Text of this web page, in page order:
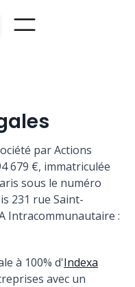
par Actions
679 €, immatriculée
sous le numéro
231 rue Saint-
Intracommunautaire :
à 100% d'Indexa
avec un